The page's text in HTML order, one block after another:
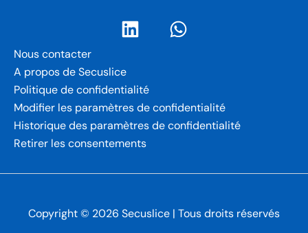
Nous contacter
A propos de Secuslice
Politique de confidentialité
Modifier les paramètres de confidentialité
Historique des paramètres de confidentialité
Retirer les consentements
Copyright © 2026 Secuslice | Tous droits réservés